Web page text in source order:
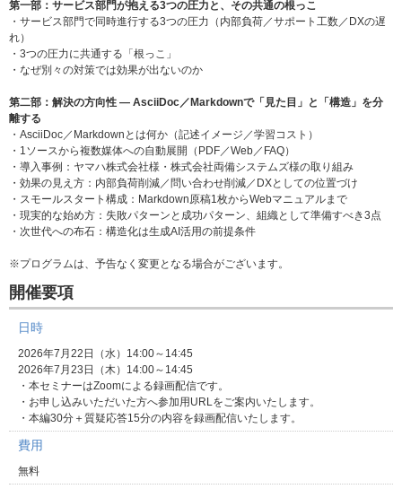
第一部：サービス部門が抱える3つの圧力と、その共通の根っこ
・サービス部門で同時進行する3つの圧力（内部負荷／サポート工数／DXの遅
れ）
・3つの圧力に共通する「根っこ」
・なぜ別々の対策では効果が出ないのか
第二部：解決の方向性 ― AsciiDoc／Markdownで「見た目」と「構造」を分
離する
・AsciiDoc／Markdownとは何か（記述イメージ／学習コスト）
・1ソースから複数媒体への自動展開（PDF／Web／FAQ）
・導入事例：ヤマハ株式会社様・株式会社両備システムズ様の取り組み
・効果の見え方：内部負荷削減／問い合わせ削減／DXとしての位置づけ
・スモールスタート構成：Markdown原稿1枚からWebマニュアルまで
・現実的な始め方：失敗パターンと成功パターン、組織として準備すべき3点
・次世代への布石：構造化は生成AI活用の前提条件
※プログラムは、予告なく変更となる場合がございます。
開催要項
日時
2026年7月22日（水）14:00～14:45
2026年7月23日（木）14:00～14:45
・本セミナーはZoomによる録画配信です。
・お申し込みいただいた方へ参加用URLをご案内いたします。
・本編30分＋質疑応答15分の内容を録画配信いたします。
費用
無料